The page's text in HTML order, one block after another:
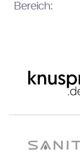
Bereich: